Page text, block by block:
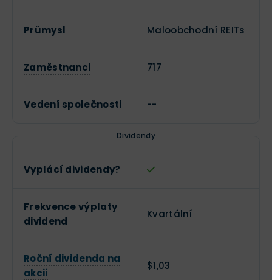
Průmysl Maloobchodní REITs
Zaměstnanci 717
Vedení společnosti --
Dividendy
Vyplácí dividendy?
Frekvence výplaty
dividend
Kvartální
Roční dividenda na
akcii
$1,03